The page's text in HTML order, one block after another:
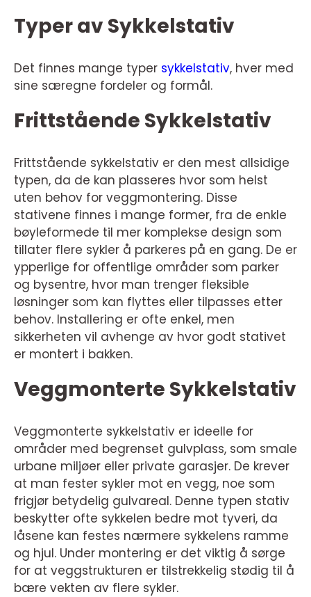
Typer av Sykkelstativ
Det finnes mange typer sykkelstativ, hver med
sine særegne fordeler og formål.
Frittstående Sykkelstativ
Frittstående sykkelstativ er den mest allsidige
typen, da de kan plasseres hvor som helst
uten behov for veggmontering. Disse
stativene finnes i mange former, fra de enkle
bøyleformede til mer komplekse design som
tillater flere sykler å parkeres på en gang. De er
ypperlige for offentlige områder som parker
og bysentre, hvor man trenger fleksible
løsninger som kan flyttes eller tilpasses etter
behov. Installering er ofte enkel, men
sikkerheten vil avhenge av hvor godt stativet
er montert i bakken.
Veggmonterte Sykkelstativ
Veggmonterte sykkelstativ er ideelle for
områder med begrenset gulvplass, som smale
urbane miljøer eller private garasjer. De krever
at man fester sykler mot en vegg, noe som
frigjør betydelig gulvareal. Denne typen stativ
beskytter ofte sykkelen bedre mot tyveri, da
låsene kan festes nærmere sykkelens ramme
og hjul. Under montering er det viktig å sørge
for at veggstrukturen er tilstrekkelig stødig til å
bære vekten av flere sykler.